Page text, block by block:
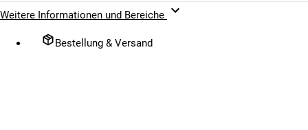
Weitere Informationen und Bereiche
Bestellung & Versand